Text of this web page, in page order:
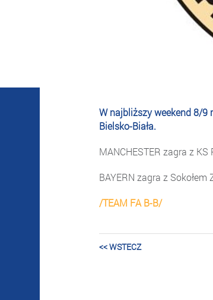
W najbliższy weekend 8/9
Bielsko-Biała.
MANCHESTER zagra z
BAYERN zagra z
/TEAM FA B-B/
<< WSTECZ